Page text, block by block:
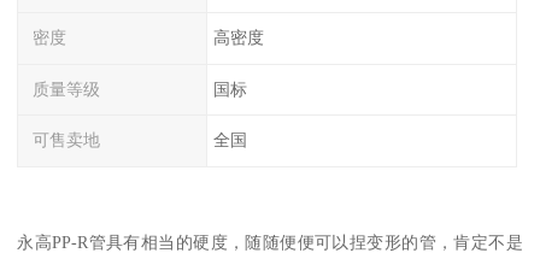
密度 高密度
质量等级 国标
可售卖地 全国
永高PP-R管具有相当的硬度，随随便便可以捏变形的管，肯定不是